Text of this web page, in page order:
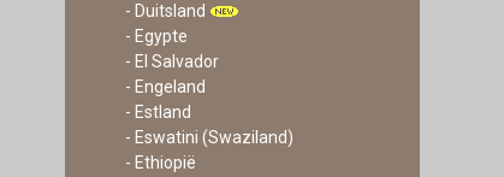
- Duitsland
- Egypte
- El Salvador
- Engeland
- Estland
- Eswatini (Swaziland)
- Ethiopië